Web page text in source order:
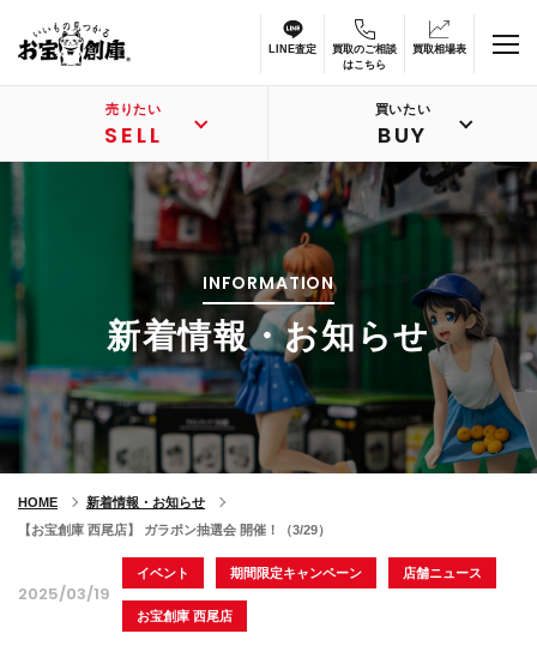
LINE査定
買取のご相談
はこちら
買取相場表
売りたい
SELL
買いたい
BUY
INFORMATION
新着情報・お知らせ
HOME
新着情報・お知らせ
【お宝創庫 西尾店】 ガラポン抽選会 開催！（3/29）
2025/03/19
イベント 期間限定キャンペーン 店舗ニュース
お宝創庫 西尾店